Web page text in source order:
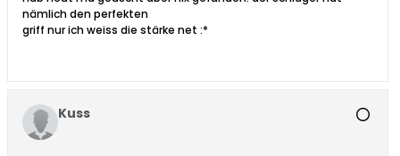
nämlich den perfekten
griff nur ich weiss die stärke net :*
Kuss